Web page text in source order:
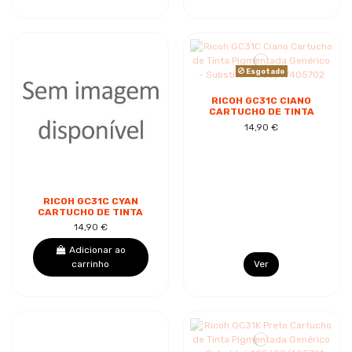
RICOH GC31C CYAN
CARTUCHO DE TINTA
DE SUBLIMAÇÃO
GENÉRICO -
SUBSTITUI
405689/405702
14,90 €
Adicionar ao
carrinho
Esgotado
RICOH GC31C CIANO
CARTUCHO DE TINTA
PIGMENTADA
GENÉRICO -
14,90 €
Ver